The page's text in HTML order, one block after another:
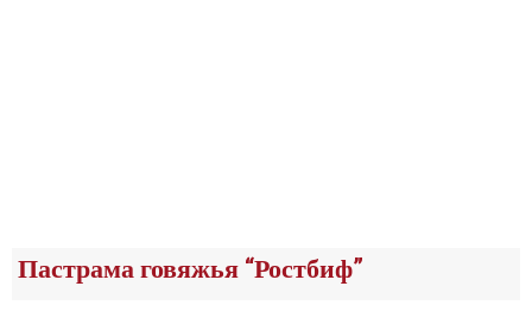
Пастрама говяжья “Ростбиф”